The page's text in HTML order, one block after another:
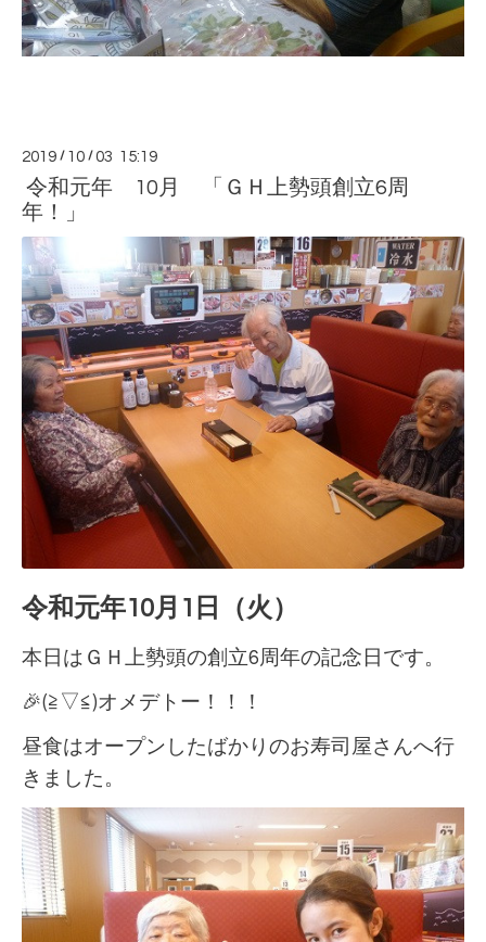
2019 / 10 /03 15:19
令和元年 10月 「ＧＨ上勢頭創立6周
年！」
令和元年10月1日（火）
本日はＧＨ上勢頭の創立6周年の記念日です。
🎉(≧▽≦)オメデトー！！！
昼食はオープンしたばかりのお寿司屋さんへ行
きました。